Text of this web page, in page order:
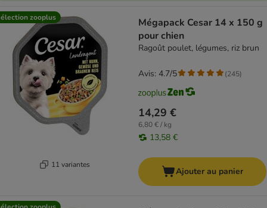
zooplus
11 variantes
Mégapack Cesar 14 x 150 g
pour chien
Ragoût poulet, légumes, riz brun
14,29 €
6,80 € / kg
13,58 €
Avis: 4.7/5 (245)
Ajouter au panier